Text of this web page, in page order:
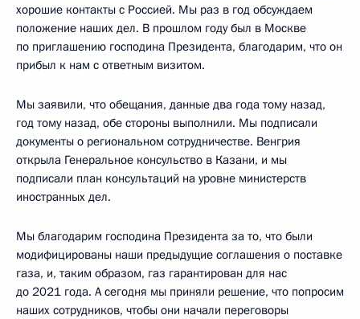
хорошие контакты с Россией. Мы раз в год обсуждаем
положение наших дел. В прошлом году был в Москве
по приглашению господина Президента, благодарим, что он
прибыл к нам с ответным визитом.
Мы заявили, что обещания, данные два года тому назад,
год тому назад, обе стороны выполнили. Мы подписали
документы о региональном сотрудничестве. Венгрия
открыла Генеральное консульство в Казани, и мы
подписали план консультаций на уровне министерств
иностранных дел.
Мы благодарим господина Президента за то, что были
модифицированы наши предыдущие соглашения о поставке
газа, и, таким образом, газ гарантирован для нас
до 2021 года. А сегодня мы приняли решение, что попросим
наших сотрудников, чтобы они начали переговоры